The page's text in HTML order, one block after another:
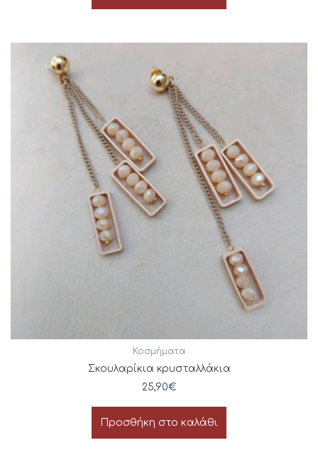
Κοσμήματα
Σκουλαρίκια κρυσταλλάκια
25,90€
Προσθήκη στο καλάθι